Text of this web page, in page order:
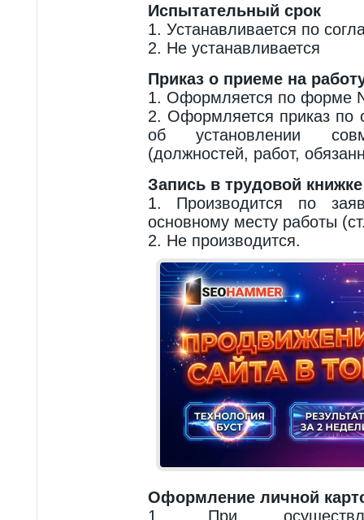
Испытательный срок
1. Устанавливается по
2. Не устанавливается
Приказ о приеме на
1. Оформляется по форме
2. Оформляется приказ по
об установлении
(должностей, работ,
Запись в трудовой книжке
1. Производится по
основному месту работы
2. Не производится.
Оформление личной
1. При